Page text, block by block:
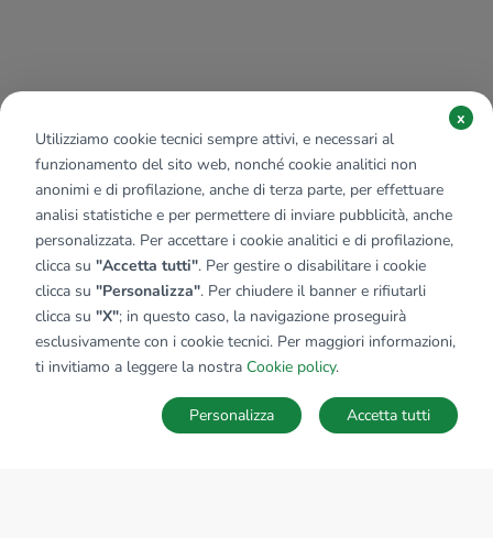
SALVA RICERCA
Utilizziamo cookie tecnici sempre attivi, e necessari al
funzionamento del sito web, nonché cookie analitici non
anonimi e di profilazione, anche di terza parte, per effettuare
analisi statistiche e per permettere di inviare pubblicità, anche
personalizzata. Per accettare i cookie analitici e di profilazione,
clicca su "Accetta tutti". Per gestire o disabilitare i cookie
clicca su "Personalizza". Per chiudere il banner e rifiutarli
clicca su "X"; in questo caso, la navigazione proseguirà
esclusivamente con i cookie tecnici. Per maggiori informazioni,
ti invitiamo a leggere la nostra Cookie policy.
x
Accetta tutti
Personalizza